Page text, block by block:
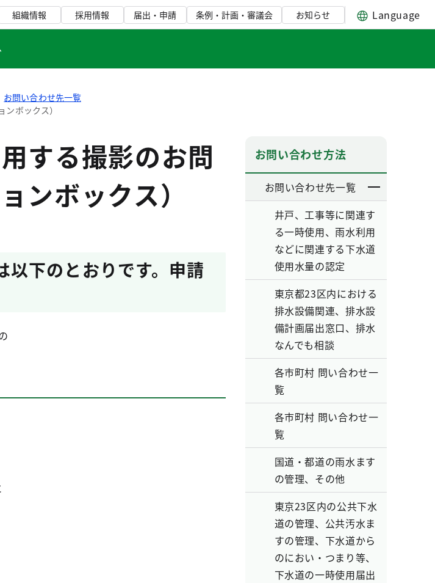
組織情報 採用情報 届出・申請 条例・計画・審議会 お知らせ Language
お問い合わせ先一覧
ボックス）
する撮影のお問
ンボックス）
以下のとおりです。申請
お問い合わせ方法
お問い合わせ先一覧
井戸、工事等に関連す
る一時使用、雨水利用
などに関連する下水道
使用水量の認定
東京都23区内における
排水設備関連、排水設
備計画届出窓口、排水
なんでも相談
各市町村 問い合わせ一
覧
各市町村 問い合わせ一
覧
国道・都道の雨水ます
の管理、その他
東京23区内の公共下水
道の管理、公共汚水ま
すの管理、下水道から
のにおい・つまり等、
下水道の一時使用届出